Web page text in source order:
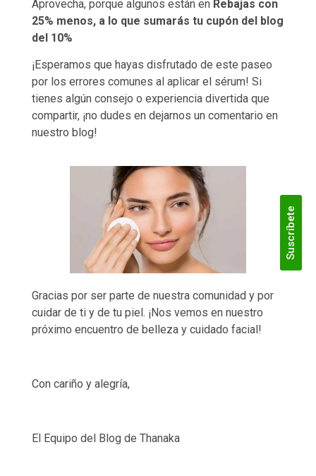
Aprovecha, porque algunos están en Rebajas con
25% menos, a lo que sumarás tu cupón del blog
del 10%
¡Esperamos que hayas disfrutado de este paseo
por los errores comunes al aplicar el sérum! Si
tienes algún consejo o experiencia divertida que
compartir, ¡no dudes en dejarnos un comentario en
nuestro blog!
Gracias por ser parte de nuestra comunidad y por
cuidar de ti y de tu piel. ¡Nos vemos en nuestro
próximo encuentro de belleza y cuidado facial!
Con cariño y alegría,
El Equipo del Blog de Thanaka
Suscríbete